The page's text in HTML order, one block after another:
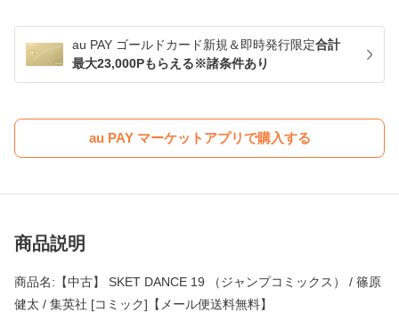
au PAY ゴールドカード新規＆即時発行限定合計
最大23,000Pもらえる※諸条件あり
au PAY マーケットアプリで購入する
商品説明
商品名:【中古】 SKET DANCE 19 （ジャンプコミックス） / 篠原
健太 / 集英社 [コミック]【メール便送料無料】